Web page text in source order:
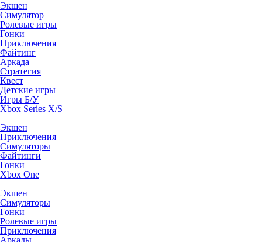
Экшен
Симулятор
Ролевые игры
Гонки
Приключения
Файтинг
Аркада
Стратегия
Квест
Детские игры
Игры Б/У
Xbox Series X/S
Экшен
Приключения
Симуляторы
Файтинги
Гонки
Xbox One
Экшен
Симуляторы
Гонки
Ролевые игры
Приключения
Аркады